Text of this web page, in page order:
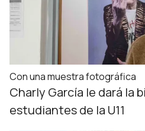
Con una muestra fotográfica
Charly García le dará la
estudiantes de la U11